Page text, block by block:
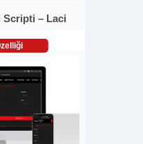
Scripti – Laci